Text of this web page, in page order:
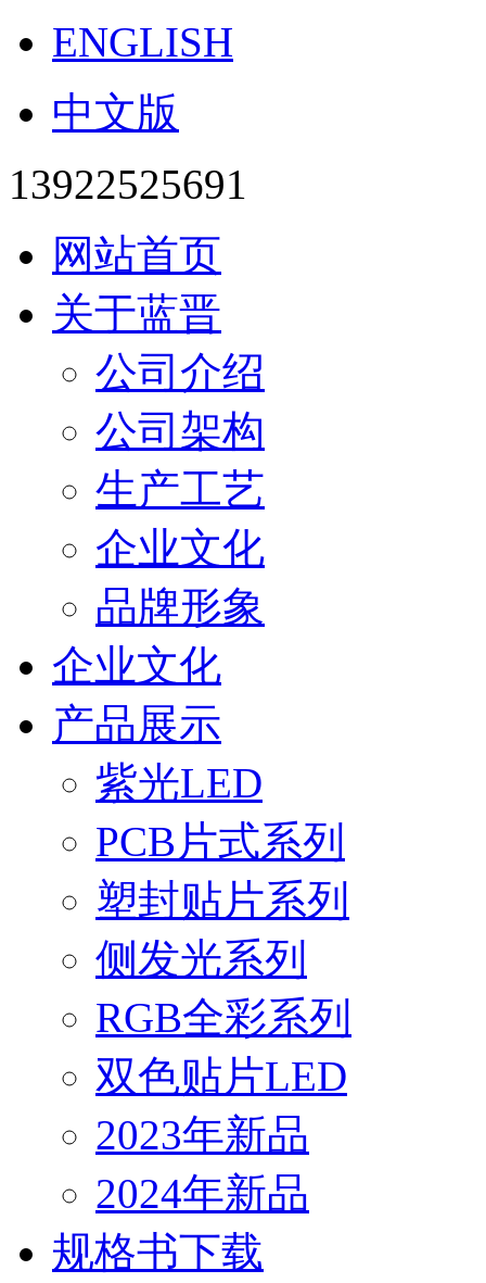
ENGLISH
中文版
13922525691
网站首页
关于蓝晋
公司介绍
公司架构
生产工艺
企业文化
品牌形象
企业文化
产品展示
紫光LED
PCB片式系列
塑封贴片系列
侧发光系列
RGB全彩系列
双色贴片LED
2023年新品
2024年新品
规格书下载